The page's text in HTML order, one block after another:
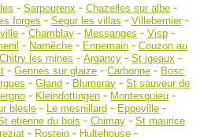
- Sarpourenx - Chazelles sur albe-
forges - Segur les villas - Villebernier-
- Chamblay- Messanges - Visp-
- Namêche- Ennemain- Couzon au
Chitry les mines - Argancy- St igeaux -
-Gennes sur glaize -Carbonne - Bosc
-Gland - Blumeray -St sauveur de
- Kleindottingen - Montesquieu -
blesle - Le mesnillard - Eppeville -
etienne du bois - Chimay- St maurice
- Rosteig- Hultehouse-